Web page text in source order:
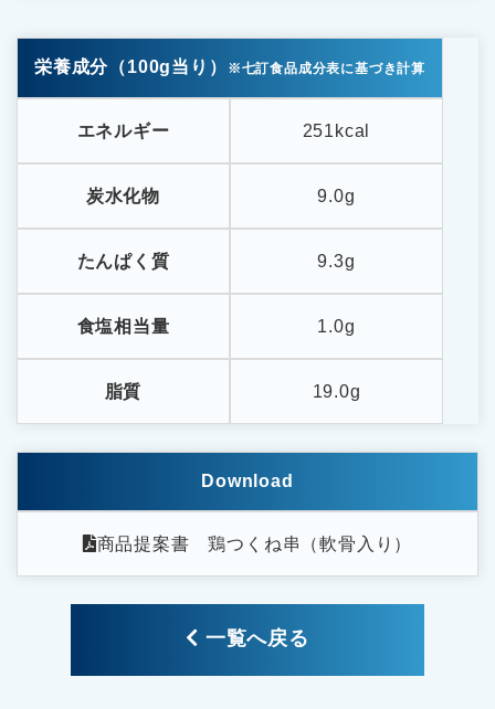
栄養成分（100g当り） ※七訂食品成分表に基づき計算
エネルギー 251kcal
炭水化物 9.0g
たんぱく質 9.3g
食塩相当量 1.0g
脂質 19.0g
Download
商品提案書 鶏つくね串（軟骨入り）
一覧へ戻る